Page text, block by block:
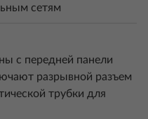
затрат на
обеспечения.
охлаждения
сетям
с передней панели
разрывной разъем
трубки для